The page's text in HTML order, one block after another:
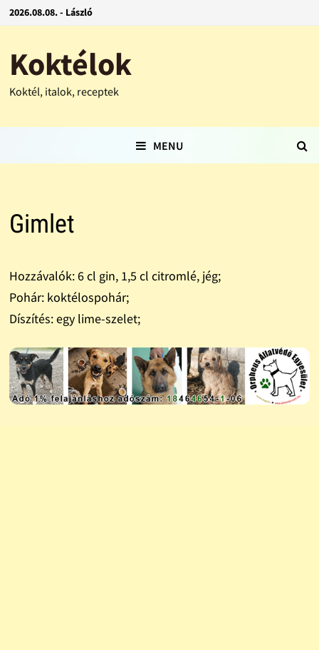
2026.08.08. - László
Koktélok
Koktél, italok, receptek
MENU
Gimlet
Hozzávalók: 6 cl gin, 1,5 cl citromlé, jég;
Pohár: koktélospohár;
Díszítés: egy lime-szelet;